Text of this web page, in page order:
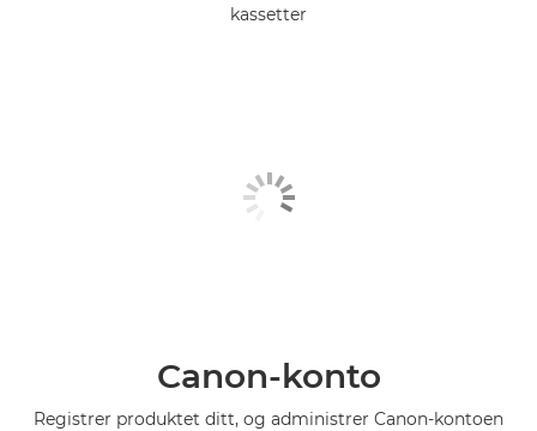
kassetter
Canon-konto
Registrer produktet ditt, og administrer Canon-kontoen